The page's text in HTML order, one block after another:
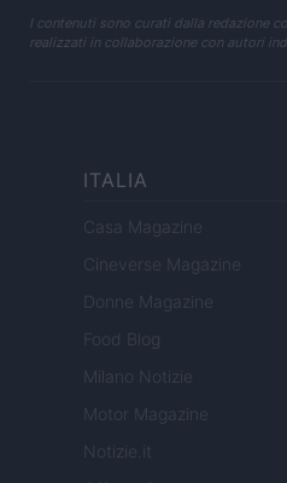
I contenuti sono curati dalla redazione
realizzati in collaborazione con autori
ITALIA
Casa Magazine
Cineverse Magazine
Donne Magazine
Food Blog
Milano Notizie
Motor Magazine
Notizie.it